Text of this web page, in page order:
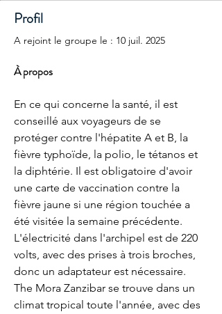
Profil
A rejoint le groupe le : 10 juil. 2025
À propos
En ce qui concerne la santé, il est
conseillé aux voyageurs de se
protéger contre l'hépatite A et B, la
fièvre typhoïde, la polio, le tétanos et
la diphtérie. Il est obligatoire d'avoir
une carte de vaccination contre la
fièvre jaune si une région touchée a
été visitée la semaine précédente.
L'électricité dans l'archipel est de 220
volts, avec des prises à trois broches,
donc un adaptateur est nécessaire.
The Mora Zanzibar se trouve dans un
climat tropical toute l'année, avec des